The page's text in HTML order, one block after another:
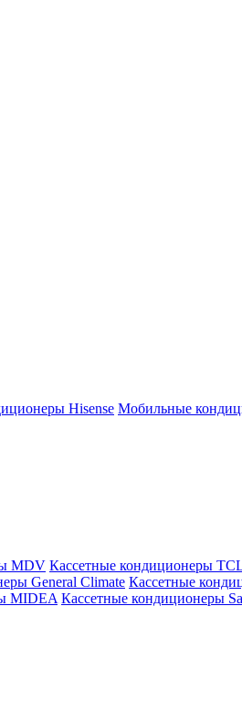
Hisense Мобильные
MDV Кассетные кондиционеры
General Climate Кассетные
MIDEA Кассетные кондиционеры